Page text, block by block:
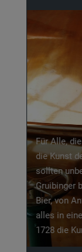
Ausblick
ist
bei
Previous